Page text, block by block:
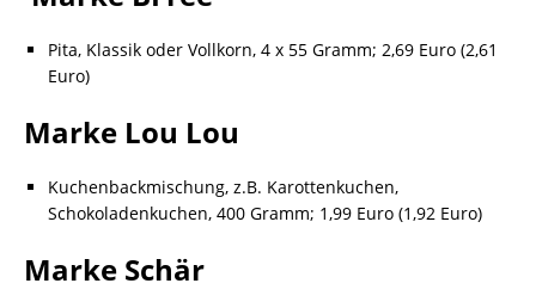
Pita, Klassik oder Vollkorn, 4 x 55 Gramm; 2,69 Euro (2,61
Euro)
Marke Lou Lou
Kuchenbackmischung, z.B. Karottenkuchen,
Schokoladenkuchen, 400 Gramm; 1,99 Euro (1,92 Euro)
Marke Schär